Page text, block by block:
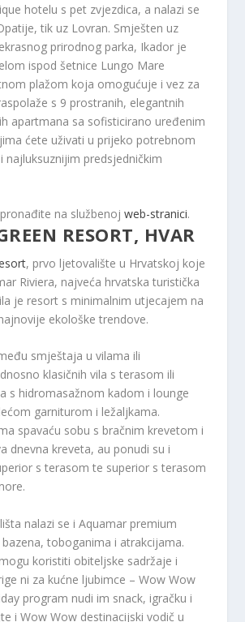
hotelu s pet zvjezdica, a nalazi se
tik uz Lovran. Smješten uz
prirodnog parka, Ikador je
ispod šetnice Lungo Mare
plažom koja omogućuje i vez za
s 9 prostranih, elegantnih
apartmana sa sofisticirano uređenim
ćete uživati ​​u prijeko potrebnom
najluksuznijim predsjedničkim
na službenojweb-stranici.
RESORT, HVAR
, prvo ljetovalište u Hrvatskoj koje
Riviera, najveća hrvatska turistička
je resort s minimalnim utjecajem na
ekološke trendove.
smještaja u vilama ili
klasičnih vila s terasom ili
s hidromasažnom kadom i lounge
garniturom i ležaljkama.
spavaću sobu s bračnim krevetom i
dnevna kreveta, au ponudi su i
s terasom te superior s terasom
nalazi se i Aquamar premium
toboganima i atrakcijama.
koristiti obiteljske sadržaje i
ni za kućne ljubimce – Wow Wow
program nudi im snack, igračku i
i Wow Wow destinacijski vodič u